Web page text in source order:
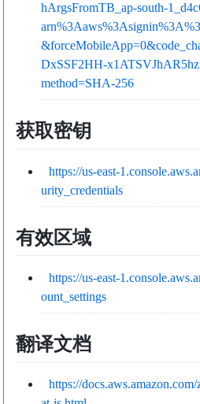
hArgsFromTB_ap-south-
DxSSF2HH-
method=SHA-256
获取密钥
https://us-east-
urity_credentials
有效区域
https://us-east-
ount_settings
翻译文档
https://